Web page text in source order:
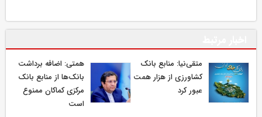
متقی‌نیا: منابع بانک
کشاورزی از هزار همت
عبور کرد
همتی: اضافه برداشت
بانک‌ها از منابع بانک
مرکزی کماکان ممنوع
است